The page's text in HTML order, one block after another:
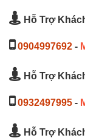
Hỗ Trợ
0904997692 -
Hỗ Trợ
0932497995 -
Hỗ Trợ